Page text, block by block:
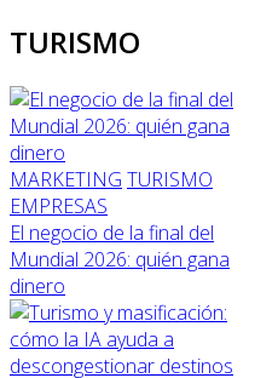
TURISMO
MARKETING TURISMO
EMPRESAS
El negocio de la final del
Mundial 2026: quién gana
dinero